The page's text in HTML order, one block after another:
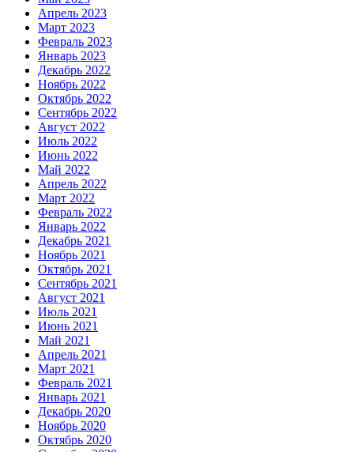
Апрель 2023
Март 2023
Февраль 2023
Январь 2023
Декабрь 2022
Ноябрь 2022
Октябрь 2022
Сентябрь 2022
Август 2022
Июль 2022
Июнь 2022
Май 2022
Апрель 2022
Март 2022
Февраль 2022
Январь 2022
Декабрь 2021
Ноябрь 2021
Октябрь 2021
Сентябрь 2021
Август 2021
Июль 2021
Июнь 2021
Май 2021
Апрель 2021
Март 2021
Февраль 2021
Январь 2021
Декабрь 2020
Ноябрь 2020
Октябрь 2020